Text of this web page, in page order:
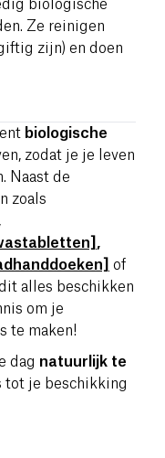
biologische
Ze reinigen
zijn) en doen
biologische
zodat je je leven
Naast de
zoals
,
,
of
alles beschikken
om je
te maken!
dag natuurlijk te
tot je beschikking